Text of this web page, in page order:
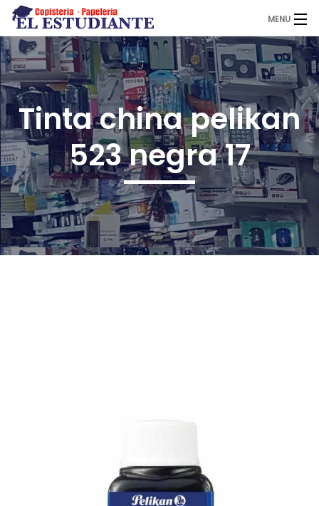
MENU
El Estudiante
Copistería
Papelería
Servicios
Tinta china pelikan
523 negra 17